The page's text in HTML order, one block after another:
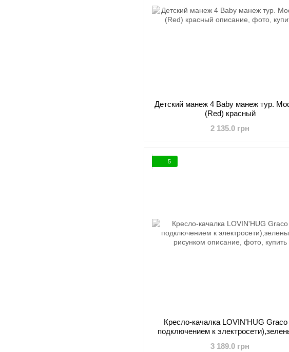
Детский манеж 4 Baby манеж тур.
(Red) красный
2 135.0 грн
5
Кресло-качалка LOVIN'HUG Graco
подключением к
3 189.0 грн